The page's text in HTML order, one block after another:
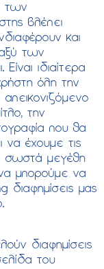
των
βλέπει
και
των
ιδιαίτερα
όλη την
την
που θα
να έχουμε τις
σωστά μεγέθη
μπορούμε να
διαφημίσεις μας
διαφημίσεις
του